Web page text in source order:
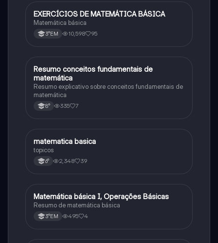
Matematica
EXERCÍCIOS DE MATEMÁTICA BÁSICA
Matemática básica
3°EM 10,598 95
Matematica
Resumo conceitos fundamentais de
matemática
Resumo explicativo sobre conceitos fundamentais de
matemática
8° 335 7
Matematica
matematica basica
topicos
6° 2,348 39
Matematica
Matemática básica I, Operações Básicas
Resumo de matemática básica
3°EM 495 4